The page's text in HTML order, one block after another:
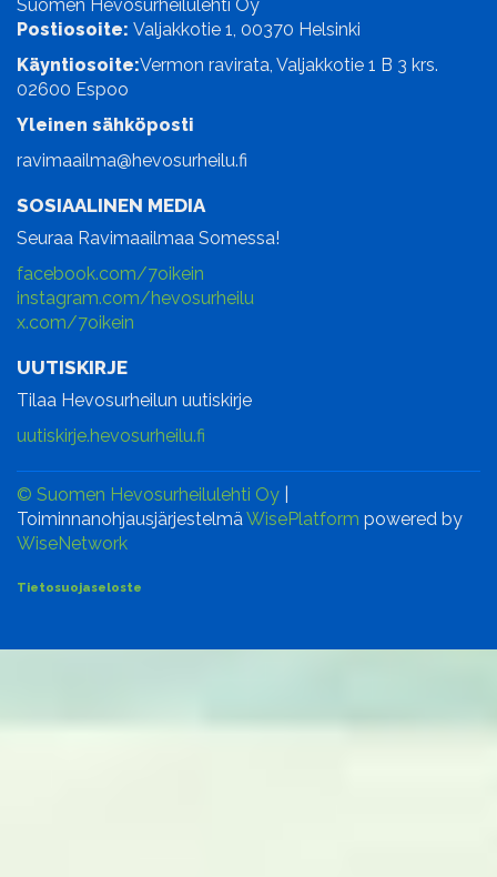
Suomen Hevosurheilulehti Oy
Postiosoite: Valjakkotie 1, 00370 Helsinki
Käyntiosoite:Vermon ravirata, Valjakkotie 1 B 3 krs.
02600 Espoo
Yleinen sähköposti
ravimaailma@hevosurheilu.fi
SOSIAALINEN MEDIA
Seuraa Ravimaailmaa Somessa!
facebook.com/7oikein
instagram.com/hevosurheilu
x.com/7oikein
UUTISKIRJE
Tilaa Hevosurheilun uutiskirje
uutiskirje.hevosurheilu.fi
© Suomen Hevosurheilulehti Oy
ToiminnanohjausjärjestelmäWisePlatform powered by
WiseNetwork
Tietosuojaseloste